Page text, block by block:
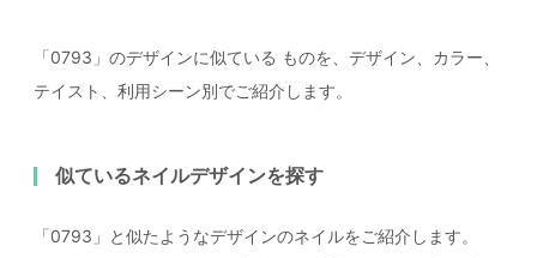
「0793」のデザインに似ている ものを、デザイン、カラー、
テイスト、利用シーン別でご紹介します。
似ているネイルデザインを探す
「0793」と似たようなデザインのネイルをご紹介します。